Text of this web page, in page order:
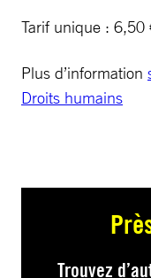
Tarif unique : 6,50
Plus d’information
Droits humains
Trouvez